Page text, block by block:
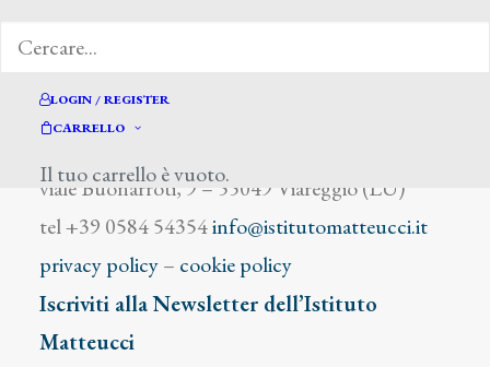
LOGIN / REGISTER
CARRELLO
Il tuo carrello è vuoto.
viale Buonarroti, 9 – 55049 Viareggio (LU)
tel +39 0584 54354info@istitutomatteucci.it
privacy policy– cookie policy
Iscriviti alla Newsletter dell’Istituto
Matteucci